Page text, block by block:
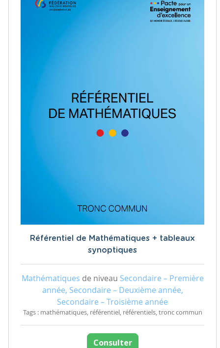
Référentiel de Mathématiques + tableaux
synoptiques
Mathématiques de niveau Secondaire – Première
année, Secondaire – Deuxième année,
Secondaire – Troisième année
Tags : mathématiques, référentiel, référentiels, tronc commun
Consulter